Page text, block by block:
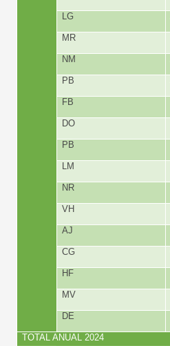
LG
MR
NM
PB
FB
DO
PB
LM
NR
VH
AJ
CG
HF
MV
DE
TOTAL ANUAL 2024